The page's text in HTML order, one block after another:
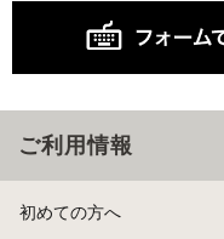
ご利用情報
初めての方へ